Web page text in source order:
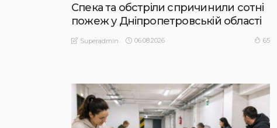
Спека та обстріли спричинили сотні
пожеж у Дніпропетровській області
Superadmin 06.08.2026 65